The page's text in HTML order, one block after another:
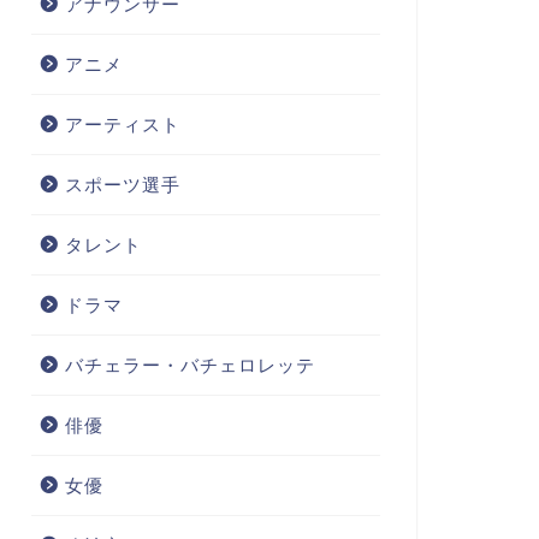
アナウンサー
アニメ
アーティスト
スポーツ選手
タレント
ドラマ
バチェラー・バチェロレッテ
俳優
女優